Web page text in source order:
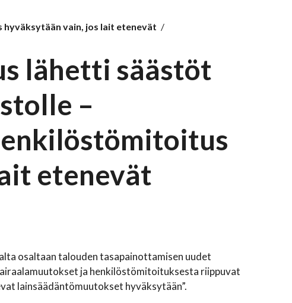
vain, jos lait etenevät /
lähetti säästöt
–
etenevät
osaltaan talouden tasapainottamisen uudet
ja henkilöstömitoituksesta riippuvat
lainsäädäntömuutokset hyväksytään”.